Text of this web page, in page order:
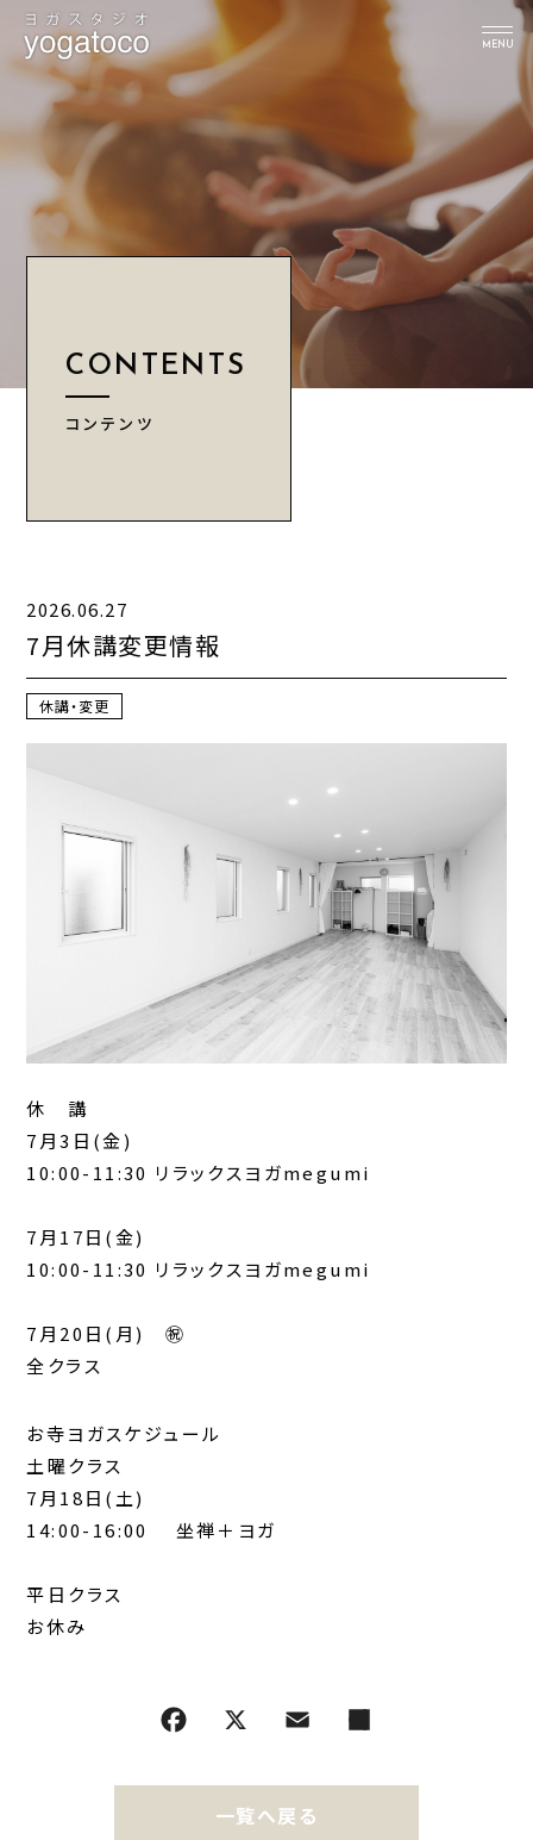
MENU
スタジオについて
インストラクター
クラス
スケジュール
レッスン予約
News
お問い合わせフォーム
ご利用規約
プライバシーポリシー
特定商取引法
CONTENTS
コンテンツ
2026.06.27
7月休講変更情報
休講・変更
休 講
7月3日(金)
10:00-11:30 リラックスヨガmegumi
7月17日(金)
10:00-11:30 リラックスヨガmegumi
7月20日(月) ㊗️
全クラス
お寺ヨガスケジュール
土曜クラス
7月18日(土)
14:00-16:00 坐禅＋ヨガ
平日クラス
お休み
一覧へ戻る